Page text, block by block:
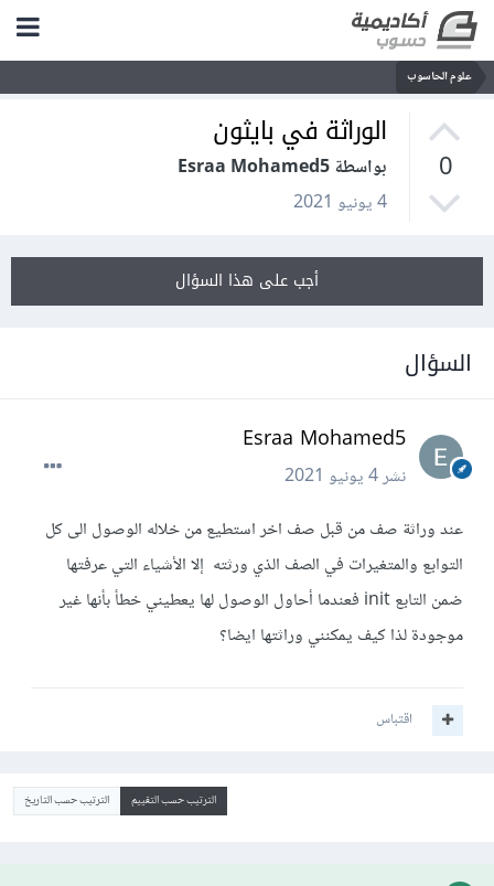
علوم الحاسوب
0
الوراثة في بايثون
بواسطة Esraa Mohamed5
4 يونيو 2021
أجب على هذا السؤال
السؤال
Esraa Mohamed5
نشر4 يونيو 2021
عند وراثة صف من قبل صف اخر استطيع من خلاله الوصول الى كل
التوابع والمتغيرات في الصف الذي ورثته إلا الأشياء التي عرفتها
ضمن التابع init فعندما أحاول الوصول لها يعطيني خطأ بأنها غير
موجودة لذا كيف يمكنني وراثتها ايضا؟
اقتباس
الترتيب حسب التقييم الترتيب حسب التاريخ